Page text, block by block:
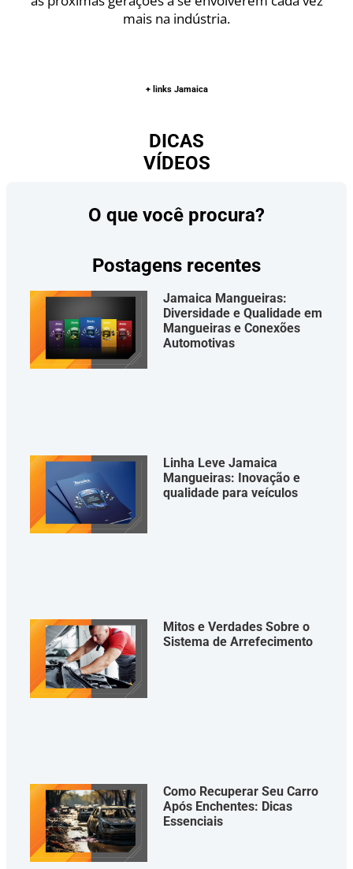
mais na indústria.
+ links Jamaica
DICAS
VÍDEOS
O que você procura?
Postagens recentes
Jamaica Mangueiras:
Diversidade e Qualidade em
Mangueiras e Conexões
Automotivas
Linha Leve Jamaica
Mangueiras: Inovação e
qualidade para veículos
Mitos e Verdades Sobre o
Sistema de Arrefecimento
Como Recuperar Seu Carro
Após Enchentes: Dicas
Essenciais